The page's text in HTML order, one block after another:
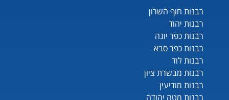
רבנות חוף השרון
רבנות יהוד
רבנות כפר יונה
רבנות כפר סבא
רבנות לוד
רבנות מבשרת ציון
רבנות מודיעין
רבנות מטה יהודה